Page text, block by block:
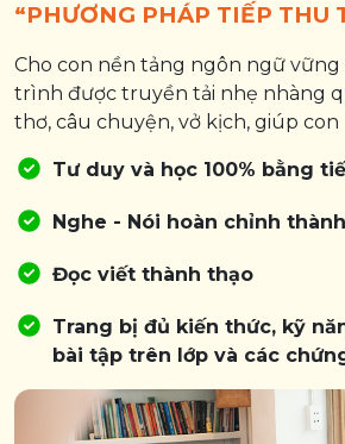
“PHƯƠNG PHÁP TIẾP THU
Cho con nền tảng ngôn ngữ vững
trình được truyền tải nhẹ nhàng
thơ, câu chuyện, vở kịch, giúp con
Tư duy và học 100% bằng
Nghe - Nói hoàn chỉnh
Đọc viết thành thạo
Trang bị đủ kiến thức, kỹ
bài tập trên lớp và các